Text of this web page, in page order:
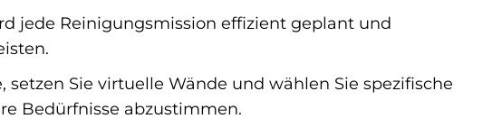
jede Reinigungsmission effizient geplant und
setzen Sie virtuelle Wände und wählen Sie spezifische
Bedürfnisse abzustimmen.